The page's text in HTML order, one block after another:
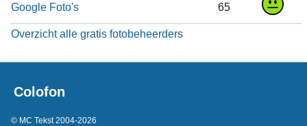
Google Foto's 65
Overzicht alle gratis fotobeheerders
Colofon
© MC Tekst 2004-2026